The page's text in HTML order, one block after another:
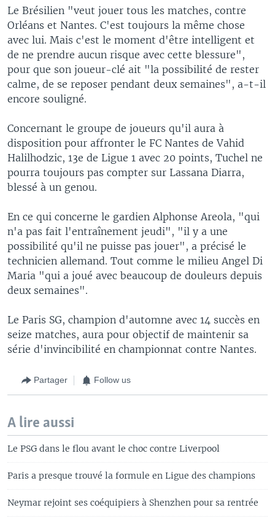
Le Brésilien "veut jouer tous les matches, contre
Orléans et Nantes. C'est toujours la même chose
avec lui. Mais c'est le moment d'être intelligent et
de ne prendre aucun risque avec cette blessure",
pour que son joueur-clé ait "la possibilité de rester
calme, de se reposer pendant deux semaines", a-t-il
encore souligné.
Concernant le groupe de joueurs qu'il aura à
disposition pour affronter le FC Nantes de Vahid
Halilhodzic, 13e de Ligue 1 avec 20 points, Tuchel ne
pourra toujours pas compter sur Lassana Diarra,
blessé à un genou.
En ce qui concerne le gardien Alphonse Areola, "qui
n'a pas fait l'entraînement jeudi", "il y a une
possibilité qu'il ne puisse pas jouer", a précisé le
technicien allemand. Tout comme le milieu Angel Di
Maria "qui a joué avec beaucoup de douleurs depuis
deux semaines".
Le Paris SG, champion d'automne avec 14 succès en
seize matches, aura pour objectif de maintenir sa
série d'invincibilité en championnat contre Nantes.
Partager Follow us
A lire aussi
Le PSG dans le flou avant le choc contre Liverpool
Paris a presque trouvé la formule en Ligue des champions
Neymar rejoint ses coéquipiers à Shenzhen pour sa rentrée